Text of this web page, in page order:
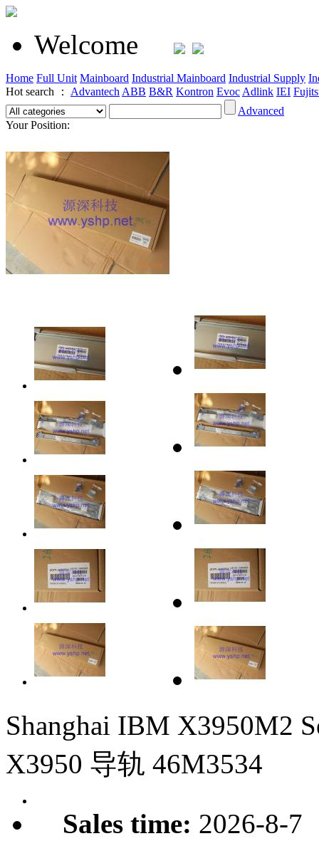
Welcome
Home Full Unit Mainboard Industrial Mainboard Industrial Supply
Hot search ： Advantech ABB B&R Kontron Evoc Adlink IEI
Advanced
Your Position:
Shanghai IBM X3950M2
X3950 导轨 46M3534
Sales time: 2026-8-7